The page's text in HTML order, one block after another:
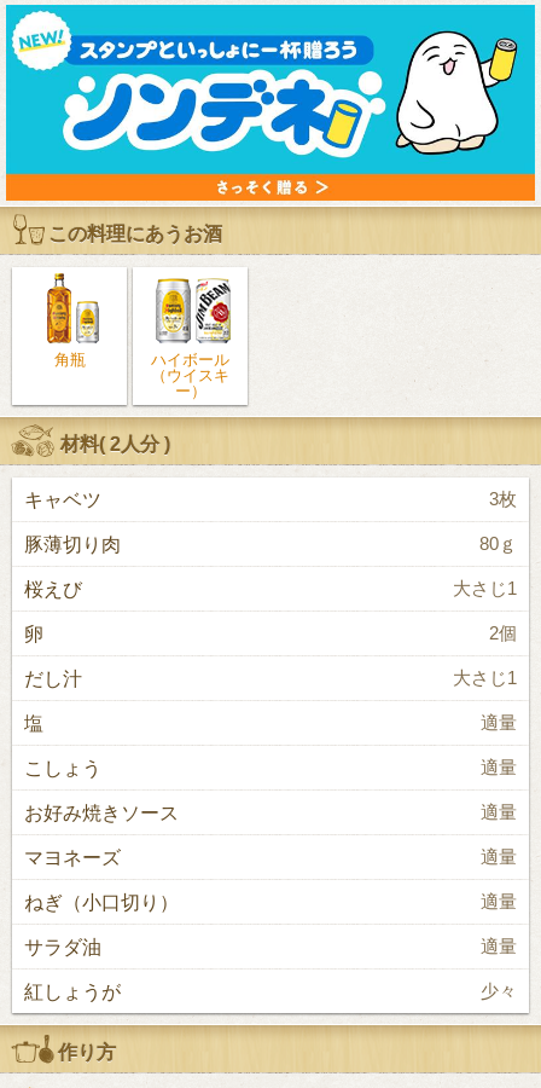
この料理にあうお酒
角瓶
ハイボール
（ウイスキ
ー）
材料(2人分)
キャベツ 3枚
豚薄切り肉 80ｇ
桜えび 大さじ1
卵 2個
だし汁 大さじ1
塩 適量
こしょう 適量
お好み焼きソース 適量
マヨネーズ 適量
ねぎ（小口切り） 適量
サラダ油 適量
紅しょうが 少々
作り方